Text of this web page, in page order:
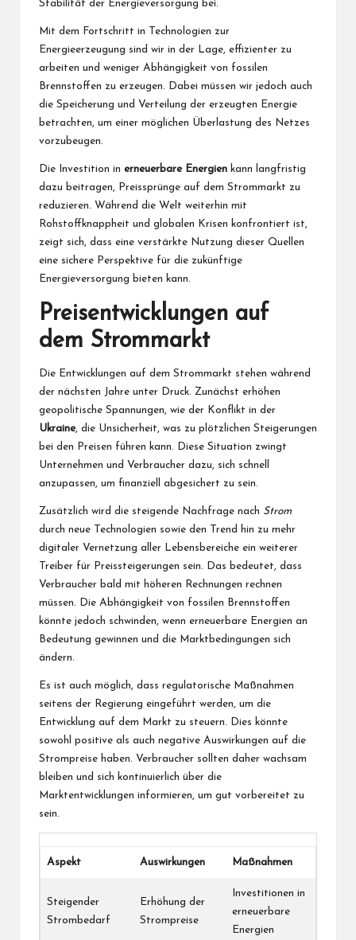
Stabilität der Energieversorgung bei.
Mit dem Fortschritt in Technologien zur
Energieerzeugung sind wir in der Lage, effizienter zu
arbeiten und weniger Abhängigkeit von fossilen
Brennstoffen zu erzeugen. Dabei müssen wir jedoch auch
die Speicherung und Verteilung der erzeugten Energie
betrachten, um einer möglichen Überlastung des Netzes
vorzubeugen.
Die Investition in erneuerbare Energien kann langfristig
dazu beitragen, Preissprünge auf dem Strommarkt zu
reduzieren. Während die Welt weiterhin mit
Rohstoffknappheit und globalen Krisen konfrontiert ist,
zeigt sich, dass eine verstärkte Nutzung dieser Quellen
eine sichere Perspektive für die zukünftige
Energieversorgung bieten kann.
Preisentwicklungen auf
dem Strommarkt
Die Entwicklungen auf dem Strommarkt stehen während
der nächsten Jahre unter Druck. Zunächst erhöhen
geopolitische Spannungen, wie der Konflikt in der
Ukraine, die Unsicherheit, was zu plötzlichen Steigerungen
bei den Preisen führen kann. Diese Situation zwingt
Unternehmen und Verbraucher dazu, sich schnell
anzupassen, um finanziell abgesichert zu sein.
Zusätzlich wird die steigende Nachfrage nach Strom
durch neue Technologien sowie den Trend hin zu mehr
digitaler Vernetzung aller Lebensbereiche ein weiterer
Treiber für Preissteigerungen sein. Das bedeutet, dass
Verbraucher bald mit höheren Rechnungen rechnen
müssen. Die Abhängigkeit von fossilen Brennstoffen
könnte jedoch schwinden, wenn erneuerbare Energien an
Bedeutung gewinnen und die Marktbedingungen sich
ändern.
Es ist auch möglich, dass regulatorische Maßnahmen
seitens der Regierung eingeführt werden, um die
Entwicklung auf dem Markt zu steuern. Dies könnte
sowohl positive als auch negative Auswirkungen auf die
Strompreise haben. Verbraucher sollten daher wachsam
bleiben und sich kontinuierlich über die
Marktentwicklungen informieren, um gut vorbereitet zu
sein.
Aspekt Auswirkungen Maßnahmen
Steigender
Strombedarf
Erhöhung der
Strompreise
Investitionen in
erneuerbare
Energien